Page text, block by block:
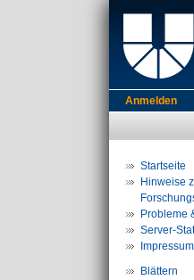
Anmelden
Startseite
Hinweise
Probleme
Server-
Impressum
Blättern